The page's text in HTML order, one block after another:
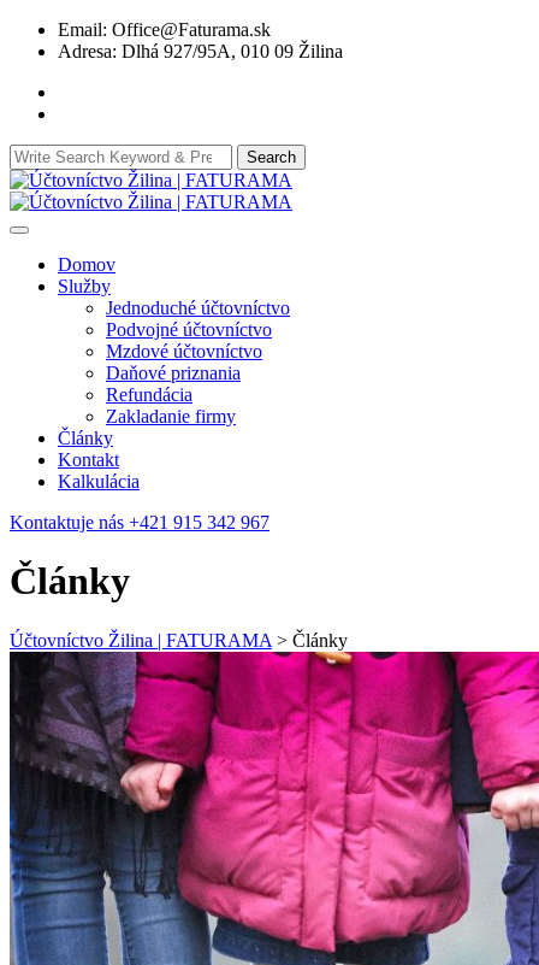
Skip
Email: Office@Faturama.sk
Adresa: Dlhá 927/95A, 010 09 Žilina
Search
for:
Search
Domov
Služby
Jednoduché účtovníctvo
Podvojné účtovníctvo
Mzdové účtovníctvo
Daňové priznania
Refundácia
Zakladanie firmy
Články
Kontakt
Kalkulácia
Kontaktuje nás +421 915 342 967
Články
Účtovníctvo Žilina | FATURAMA > Články